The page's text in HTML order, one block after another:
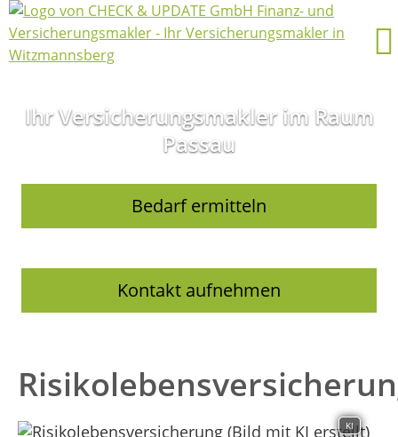
Ihr Versicherungsmakler im Raum
Passau
Bedarf ermitteln
Kontakt aufnehmen
KI